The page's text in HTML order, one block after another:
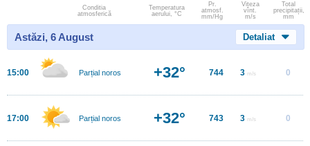
Conditia
atmosferică
Temperatura
aerului, °C
Pr.
atmosf.
mm/Hg
Viteza
vînt.
m/s
Total
precipitații,
mm
Astăzi, 6 August Detaliat
15:00 Parțial noros +32° 744 3 m/s 0
17:00 Parțial noros +32° 743 3 m/s 0